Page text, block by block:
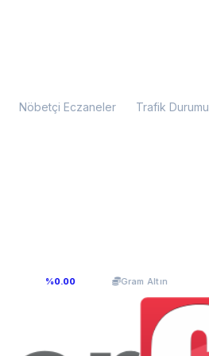
Nöbetçi Eczaneler Trafik Durumu
Gram Altın6.107,34